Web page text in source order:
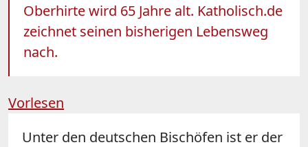
Oberhirte wird 65 Jahre alt. Katholisch.de
zeichnet seinen bisherigen Lebensweg
nach.
Vorlesen
Unter den deutschen Bischöfen ist er der